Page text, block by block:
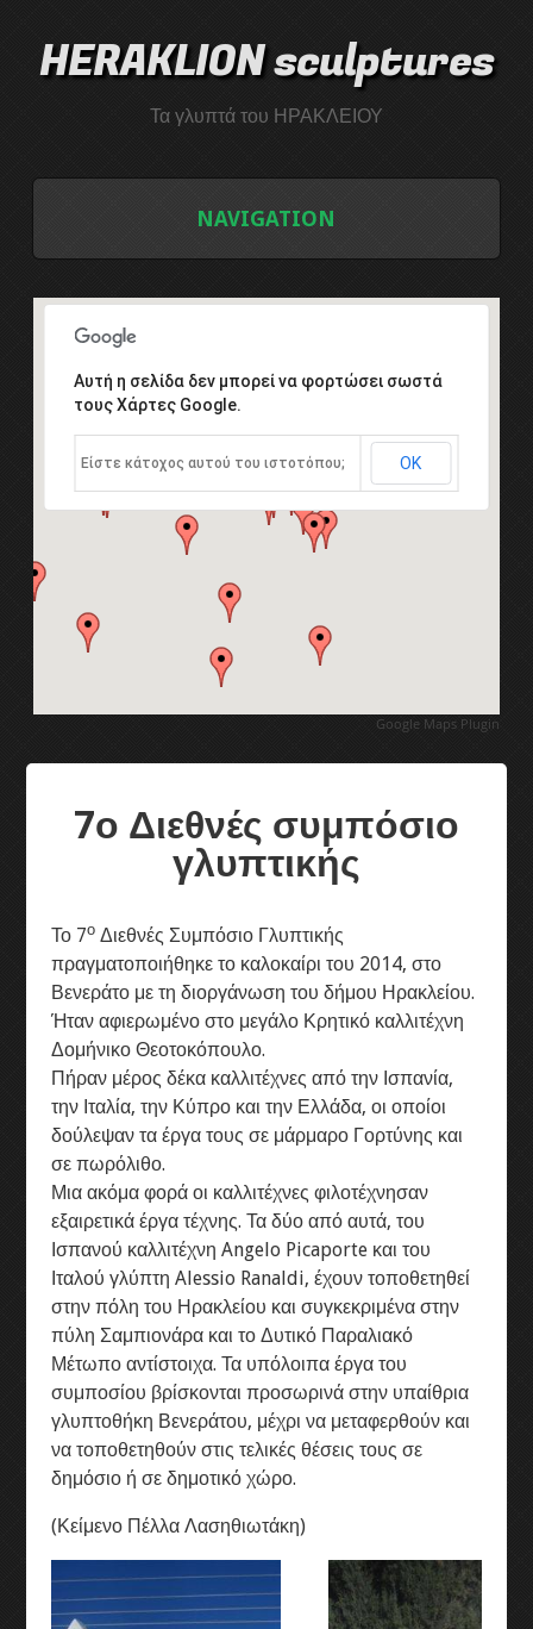
HERAKLION sculptures
Τα γλυπτά του ΗΡΑΚΛΕΙΟΥ
NAVIGATION
ΛΙΣΤΑ ΓΛΥΠΤΩΝ
ΤΟ ΣΥΜΠΟΣΙΟ ΓΛΥΠΤΙΚΗΣ
1ο Διεθνές συμπόσιο γλυπτικής
2ο Διεθνές συμπόσιο γλυπτικής
3ο Διεθνές συμπόσιο γλυπτικής
5ο Διεθνές συμπόσιο γλυπτικής
Διεθνές συμπ. γλυπτικής 2011
6ο Διεθνές συμπόσιο γλυπτικής
7ο Διεθνές συμπόσιο γλυπτικής
8ο Διεθνές συμπόσιο γλυπτικής
9ο Διεθνές συμπόσιο γλυπτικής
Η ΟΜΑΔΑ
ΕΠΙΚΟΙΝΩΝΕΙΣΤΕ ΜΑΖΙ ΜΑΣ
Αυτή η σελίδα δεν μπορεί να φορτώσει σωστά
τους Χάρτες Google.
Είστε κάτοχος αυτού του ιστοτόπου; ΟΚ
Google Maps Plugin
7ο Διεθνές συμπόσιο
γλυπτικής
Το 7οΔιεθνές Συμπόσιο Γλυπτικής
πραγματοποιήθηκε το καλοκαίρι του 2014, στο
Βενεράτο με τη διοργάνωση του δήμου Ηρακλείου.
Ήταν αφιερωμένο στο μεγάλο Κρητικό καλλιτέχνη
Δομήνικο Θεοτοκόπουλο.
Πήραν μέρος δέκα καλλιτέχνες από την Ισπανία,
την Ιταλία, την Κύπρο και την Ελλάδα, οι οποίοι
δούλεψαν τα έργα τους σε μάρμαρο Γορτύνης και
σε πωρόλιθο.
Μια ακόμα φορά οι καλλιτέχνες φιλοτέχνησαν
εξαιρετικά έργα τέχνης. Τα δύο από αυτά, του
Ισπανού καλλιτέχνη Angelo Picaporte και του
Ιταλού γλύπτη Alessio Ranaldi, έχουν τοποθετηθεί
στην πόλη του Ηρακλείου και συγκεκριμένα στην
πύλη Σαμπιονάρα και το Δυτικό Παραλιακό
Μέτωπο αντίστοιχα. Τα υπόλοιπα έργα του
συμποσίου βρίσκονται προσωρινά στην υπαίθρια
γλυπτοθήκη Βενεράτου, μέχρι να μεταφερθούν και
να τοποθετηθούν στις τελικές θέσεις τους σε
δημόσιο ή σε δημοτικό χώρο.
(Κείμενο Πέλλα Λασηθιωτάκη)